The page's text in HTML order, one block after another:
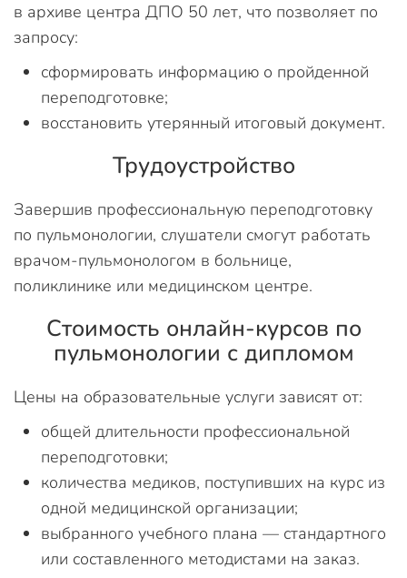
в архиве центра ДПО 50 лет, что позволяет по
запросу:
сформировать информацию о пройденной
переподготовке;
восстановить утерянный итоговый документ.
Трудоустройство
Завершив профессиональную переподготовку
по пульмонологии, слушатели смогут работать
врачом-пульмонологом в больнице,
поликлинике или медицинском центре.
Стоимость онлайн-курсов по
пульмонологии с дипломом
Цены на образовательные услуги зависят от:
общей длительности профессиональной
переподготовки;
количества медиков, поступивших на курс из
одной медицинской организации;
выбранного учебного плана — стандартного
или составленного методистами на заказ.